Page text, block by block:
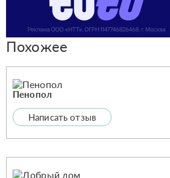
Похожее
Пенопол
Написать отзыв